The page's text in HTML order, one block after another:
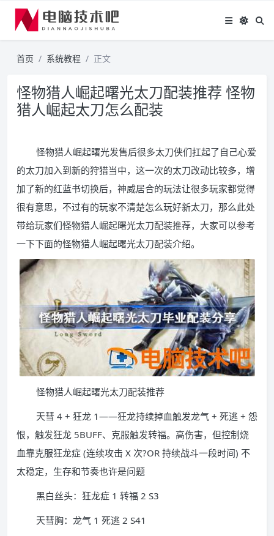
首页 系统教程 正文
怪物猎人崛起曙光太刀配装推荐 怪物
猎人崛起太刀怎么配装
怪物猎人崛起曙光发售后很多太刀侠们扛起了自己心爱
的太刀加入到新的狩猎当中，这一次的太刀改动比较多，增
加了新的红蓝书切换后，神威居合的玩法让很多玩家都觉得
很有意思，不过有的玩家不清楚怎么玩好新太刀，那么此处
带给玩家们怪物猎人崛起曙光太刀配装推荐，大家可以参考
一下下面的怪物猎人崛起曙光太刀配装介绍。
怪物猎人崛起曙光太刀配装推荐
天彗 4 + 狂龙 1——狂龙持续掉血触发龙气 + 死逃 + 怨
恨，触发狂龙 5BUFF、克服触发转福。高伤害，但控制烧
血靠克服狂龙症 (连续攻击 X 次?OR 持续战斗一段时间) 不
太稳定，生存和节奏也许是问题
黑白丝头：狂龙症 1 转福 2 S3
天彗胸：龙气 1 死逃 2 S41